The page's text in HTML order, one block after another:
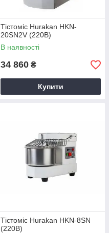
Тістоміс Hurakan HKN-
20SN2V (220В)
В наявності
34 860 ₴
Купити
Тістоміс Hurakan HKN-8SN
(220В)